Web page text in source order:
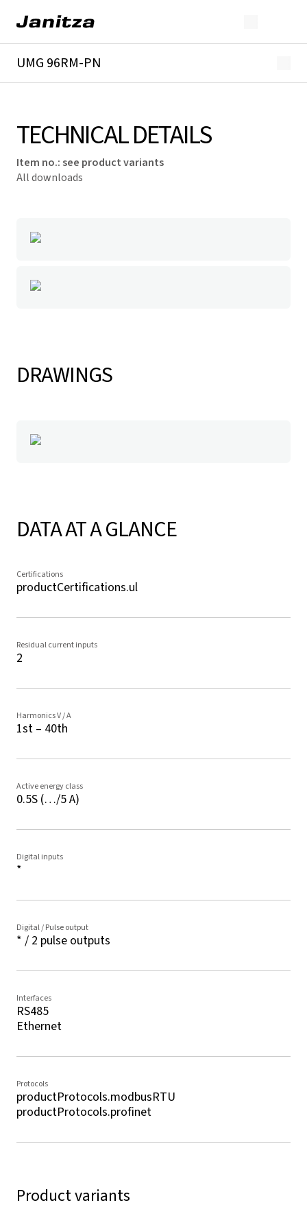
UMG 96RM-PN
TECHNICAL DETAILS
Item no.:see product variants
All downloads
DRAWINGS
DATA AT A GLANCE
Certifications
productCertifications.ul
Residual current inputs
2
Harmonics V / A
1st – 40th
Active energy class
0.5S (…/5 A)
Digital inputs
*
Digital / Pulse output
* / 2 pulse outputs
Interfaces
RS485
Ethernet
Protocols
productProtocols.modbusRTU
productProtocols.profinet
Product variants